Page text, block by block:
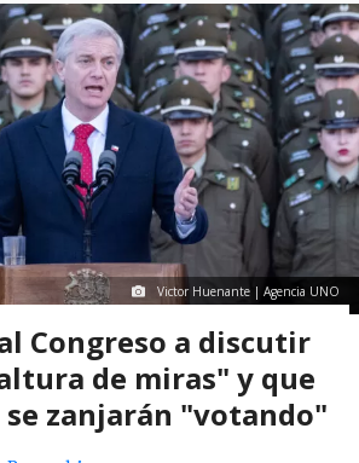
Victor Huenante | Agencia UNO
Congreso a discutir
de miras" y que
zanjarán "votando"